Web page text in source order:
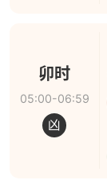
卯时
05:00-06:59
凶